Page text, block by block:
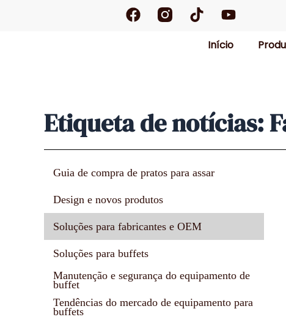
F
a
T
i
Y
o
t
Início
Etiqueta de notícias:
Guia de compra de pratos para assar
Design e novos produtos
Soluções para fabricantes e OEM
Soluções para buffets
Manutenção e segurança do equipamento de
buffet
Tendências do mercado de equipamento para
buffets